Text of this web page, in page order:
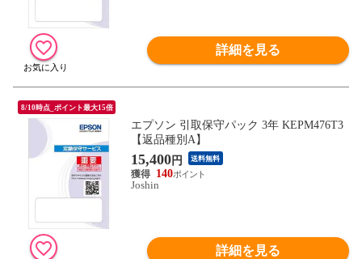
詳細を見る
8/10時点_ポイント最大15倍
エプソン 引取保守パック 3年 KEPM476T3
【返品種別A】
15,400円 送料無料
140
Joshin
詳細を見る